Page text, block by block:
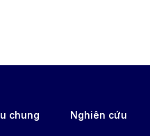
chung Nghiên cứu